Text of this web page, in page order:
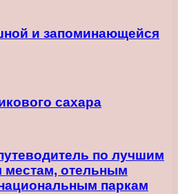
и запоминающейся
сахара
по лучшим
местам, отельным
паркам